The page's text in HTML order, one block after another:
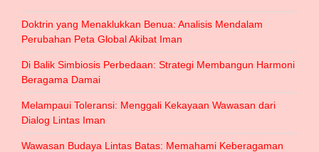
Doktrin yang Menaklukkan Benua: Analisis Mendalam
Perubahan Peta Global Akibat Iman
Di Balik Simbiosis Perbedaan: Strategi Membangun Harmoni
Beragama Damai
Melampaui Toleransi: Menggali Kekayaan Wawasan dari
Dialog Lintas Iman
Wawasan Budaya Lintas Batas: Memahami Keberagaman